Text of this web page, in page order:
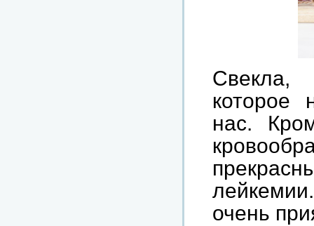
Свекла,
которое
нас.
очень